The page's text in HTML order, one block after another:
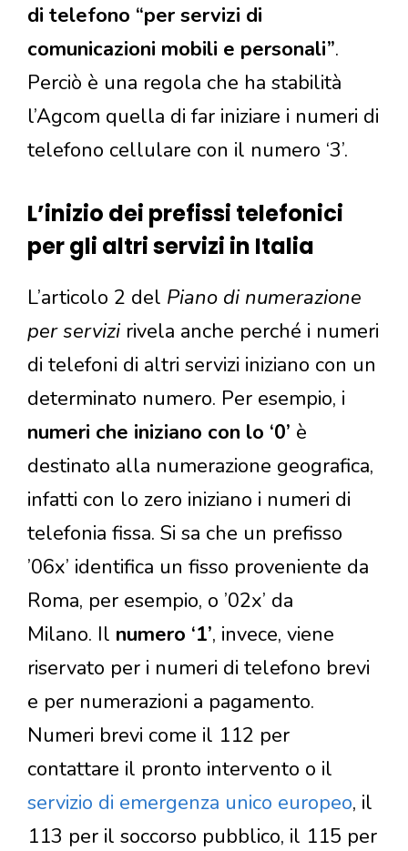
di telefono “per servizi di
comunicazioni mobili e personali”.
Perciò è una regola che ha stabilità
l’Agcom quella di far iniziare i numeri di
telefono cellulare con il numero ‘3’.
L’inizio dei prefissi telefonici
per gli altri servizi in Italia
L’articolo 2 del Piano di numerazione
per servizirivela anche perché i numeri
di telefoni di altri servizi iniziano con un
determinato numero. Per esempio, i
numeri che iniziano con lo ‘0’ è
destinato alla numerazione geografica,
infatti con lo zero iniziano i numeri di
telefonia fissa. Si sa che un prefisso
’06x’ identifica un fisso proveniente da
Roma, per esempio, o ’02x’ da
Milano. Il numero ‘1’, invece, viene
riservato per i numeri di telefono brevi
e per numerazioni a pagamento.
Numeri brevi come il 112 per
contattare il pronto intervento o il
servizio di emergenza unico europeo, il
113 per il soccorso pubblico, il 115 per